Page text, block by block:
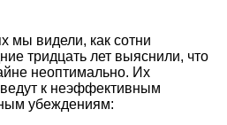
мы видели, как сотни
тридцать лет выяснили, что
неоптимально. Их
к неэффективным
убеждениям: